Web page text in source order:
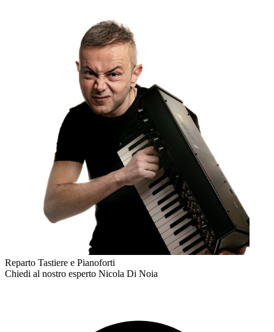
Reparto Tastiere e Pianoforti
Chiedi al nostro esperto Nicola Di Noia